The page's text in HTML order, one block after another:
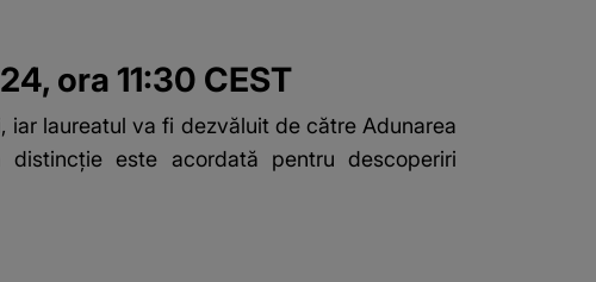
ora 11:30 CEST
iar laureatul va fi dezvăluit de către Adunarea
este acordată pentru descoperiri